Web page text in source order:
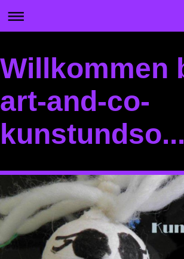
Willkommen
art-and-co-
kunstundso...